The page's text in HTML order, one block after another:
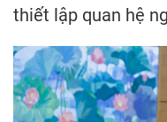
thiết lập quan hệ